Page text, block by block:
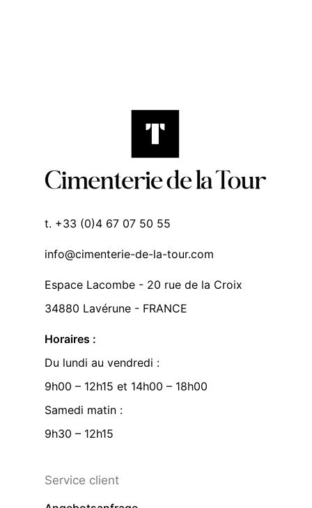
t. +33 (0)4 67 07 50 55
info@cimenterie-de-la-tour.com
Espace Lacombe - 20 rue de la Croix
34880 Lavérune - FRANCE
Horaires :
Du lundi au vendredi :
9h00 – 12h15 et 14h00 – 18h00
Samedi matin :
9h30 – 12h15
Service client